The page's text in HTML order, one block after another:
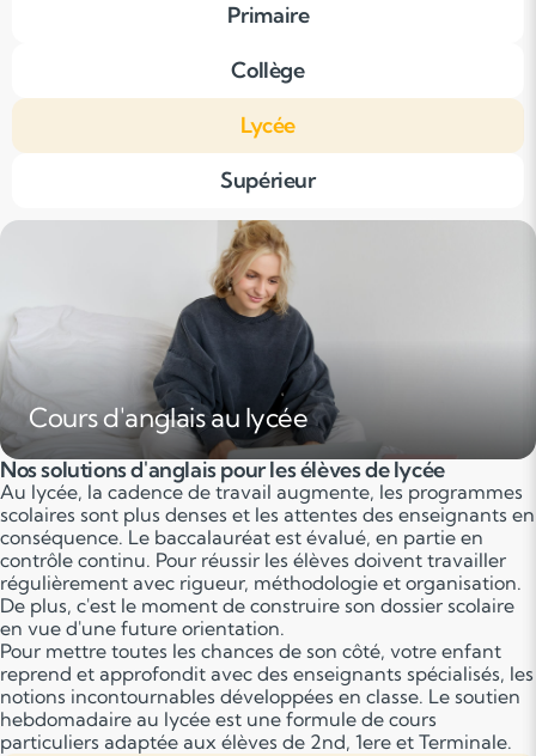
Primaire
Collège
Lycée
Supérieur
Cours d'anglais au lycée
Nos solutions d'anglais pour les élèves de lycée
Au lycée, la cadence de travail augmente, les programmes
scolaires sont plus denses et les attentes des enseignants en
conséquence. Le baccalauréat est évalué, en partie en
contrôle continu. Pour réussir les élèves doivent travailler
régulièrement avec rigueur, méthodologie et organisation.
De plus, c'est le moment de construire son dossier scolaire
en vue d'une future orientation.
Pour mettre toutes les chances de son côté, votre enfant
reprend et approfondit avec des enseignants spécialisés, les
notions incontournables développées en classe. Le soutien
hebdomadaire au lycée est une formule de cours
particuliers adaptée aux élèves de 2nd, 1ere et Terminale.